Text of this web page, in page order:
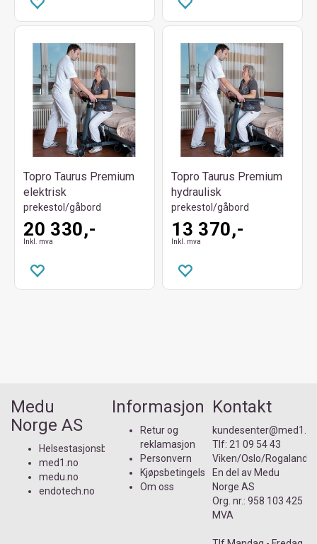
Topro Taurus Premium
elektrisk
prekestol/gåbord
20 330,-
Inkl. mva
Topro Taurus Premium
hydraulisk
prekestol/gåbord
13 370,-
Inkl. mva
Medu
Norge AS
Helsestasjonsbutikken.no
med1.no
medu.no
endotech.no
Informasjon
Retur og
reklamasjon
Personvern
Kjøpsbetingelser
Om oss
Kontakt
kundesenter@med1.n
Tlf: 21 09 54 43
Viken/Oslo/Rogaland
En del avMedu
Norge AS
Org. nr.: 958 103 425
MVA